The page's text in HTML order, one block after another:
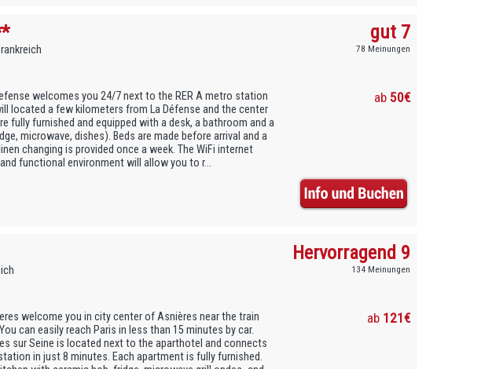
gut 7
78 Meinungen
welcomes you 24/7 next to the RER A metro station
located a few kilometers from La Défense and the center
fully furnished and equipped with a desk, a bathroom and a
microwave, dishes). Beds are made before arrival and a
changing is provided once a week. The WiFi internet
functional environment will allow you to r...
ab 50€
Hervorragend 9
134 Meinungen
welcome you in city center of Asnières near the train
can easily reach Paris in less than 15 minutes by car.
sur Seine is located next to the aparthotel and connects
in just 8 minutes. Each apartment is fully furnished.
ab 121€